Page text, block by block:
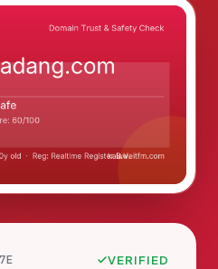
VERIFIED